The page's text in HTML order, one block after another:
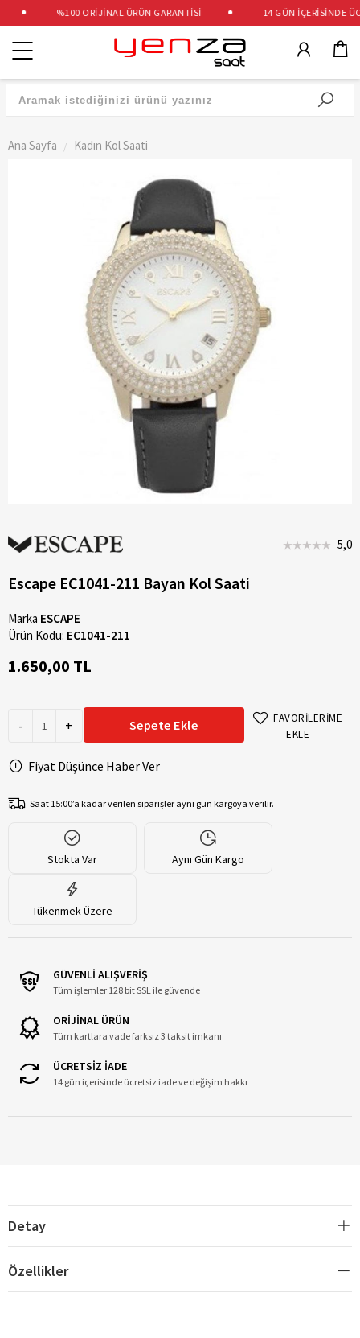
%100 ORİJİNAL ÜRÜN GARANTİSİ 14 GÜN İÇERİSİNDE
Kategoriler
Ana Sayfa Kadın Kol Saati
5,0
Escape EC1041-211 Bayan Kol Saati
Marka ESCAPE
Ürün Kodu: EC1041-211
1.650,00 TL
- + Sepete Ekle
FAVORİLERİME
EKLE
Fiyat Düşünce Haber Ver
Saat 15:00’a kadar verilen siparişler aynı gün kargoya verilir.
Stokta Var Aynı Gün Kargo
Tükenmek Üzere
GÜVENLİ ALIŞVERİŞ
Tüm işlemler 128 bit SSL ile güvende
ORİJİNAL ÜRÜN
Tüm kartlara vade farksız 3 taksit imkanı
ÜCRETSİZ İADE
14 gün içerisinde ücretsiz iade ve değişim hakkı
Detay
Özellikler